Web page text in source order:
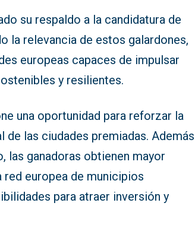
su respaldo a la candidatura de
la relevancia de estos galardones,
europeas capaces de impulsar
y resilientes.
una oportunidad para reforzar la
de las ciudades premiadas. Además
las ganadoras obtienen mayor
red europea de municipios
para atraer inversión y